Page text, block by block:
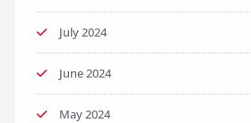
July 2024
June 2024
May 2024